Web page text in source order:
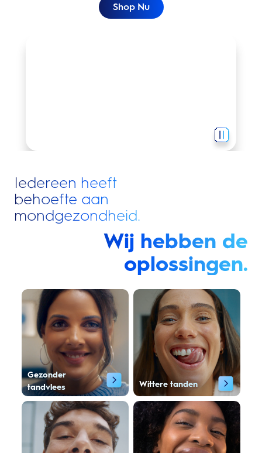
Shop Nu
Iedereen heeft
behoefte aan
mondgezondheid.
Wij hebben de
oplossingen.
Gezonder
tandvlees
Wittere tanden